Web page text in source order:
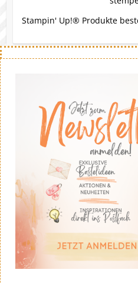
Stampin' Up!® Produkte
Eine
Gerne darfst du meine
stammen - soweit nicht
Wenn du meine Ideen auf
veröffentlichst solltest du
meinen Blog verweisen.
untersagt. Dankeschön!